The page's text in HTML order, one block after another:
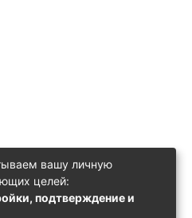
вашу личную
целей:
подтверждение и